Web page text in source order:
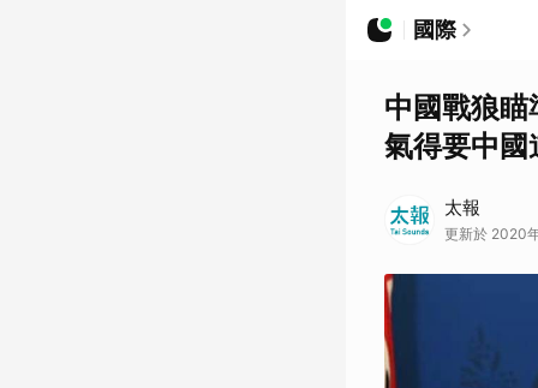
國際
中國戰狼
氣得要中國
太報
更新於 2020